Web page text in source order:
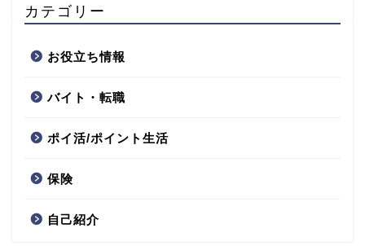
カテゴリー
お役立ち情報
バイト・転職
ポイ活/ポイント生活
保険
自己紹介